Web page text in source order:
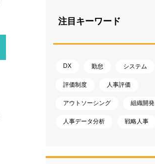
注目キーワード
DX 勤怠 システム
評価制度 人事評価
アウトソーシング 組織開発
人事データ分析 戦略人事